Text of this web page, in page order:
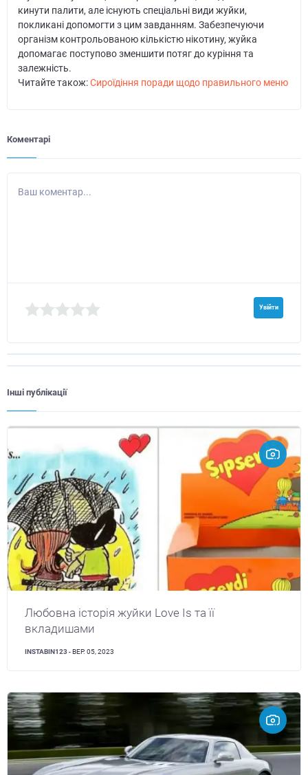
кинути палити, але існують спеціальні види жуйки,
покликані допомогти з цим завданням. Забезпечуючи
організм контрольованою кількістю нікотину, жуйка
допомагає поступово зменшити потяг до куріння та
залежність.
Читайте також:Сироїдіння поради щодо правильного меню
Коментарі
Ваш коментар...
Увійти
Інші публікації
Любовна історія жуйки Love Is та її
вкладишами
INSTABIN123 - ВЕР. 05, 2023